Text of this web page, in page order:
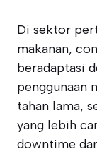
Di sektor
makanan,
beradaptasi
penggunaan
tahan lama,
yang lebih
downtime